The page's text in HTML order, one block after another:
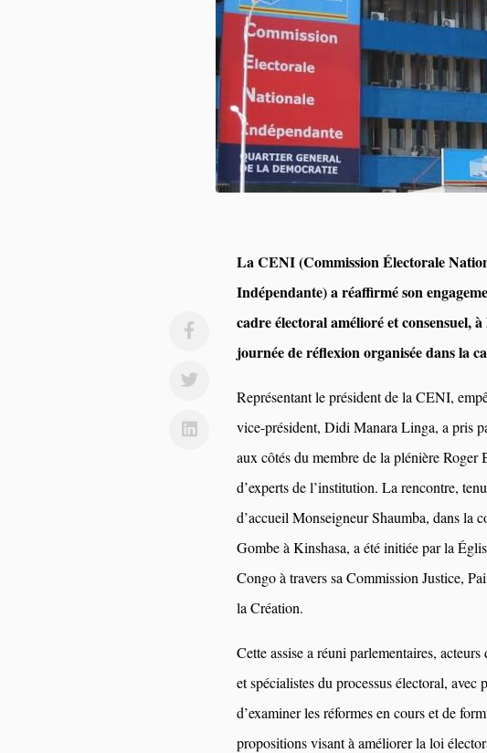
La CENI (Commission Électorale
Indépendante) a réaffirmé son
cadre électoral amélioré et consensuel, à
journée de réflexion organisée dans la
Représentant le président de la CENI,
vice-président, Didi Manara Linga, a pris
aux côtés du membre de la plénière Roger
d’experts de l’institution. La rencontre,
d’accueil Monseigneur Shaumba, dans la
Gombe à Kinshasa, a été initiée par la
Congo à travers sa Commission Justice,
la Création.
Cette assise a réuni parlementaires,
et spécialistes du processus électoral, avec
d’examiner les réformes en cours et de
propositions visant à améliorer la loi